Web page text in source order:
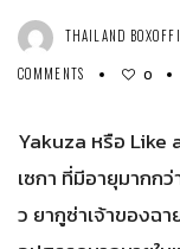
THAILAND
COMMENTS
0
Yakuza หรือ Like
เซกา ที่มีอายุมากก
ว ยากูซ่าเจ้าของฉ